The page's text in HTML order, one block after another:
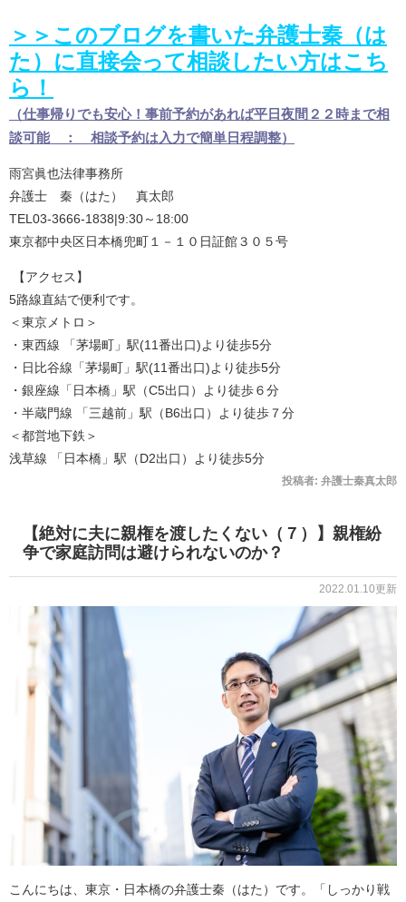
＞＞このブログを書いた弁護士秦（は
た）に直接会って相談したい方はこち
ら！
（仕事帰りでも安心！事前予約があれば平日夜間２２時まで相
談可能 ： 相談予約は入力で簡単日程調整）
雨宮眞也法律事務所
弁護士 秦（はた） 真太郎
TEL03-3666-1838|9:30～18:00
東京都中央区日本橋兜町１－１０日証館３０５号
【アクセス】
5路線直結で便利です。
＜東京メトロ＞
・東西線 「茅場町」駅(11番出口)より徒歩5分
・日比谷線「茅場町」駅(11番出口)より徒歩5分
・銀座線「日本橋」駅（C5出口）より徒歩６分
・半蔵門線 「三越前」駅（B6出口）より徒歩７分
＜都営地下鉄＞
浅草線 「日本橋」駅（D2出口）より徒歩5分
投稿者: 弁護士秦真太郎
【絶対に夫に親権を渡したくない（７）】親権紛
争で家庭訪問は避けられないのか？
2022.01.10更新
こんにちは、東京・日本橋の弁護士秦（はた）です。「しっかり戦